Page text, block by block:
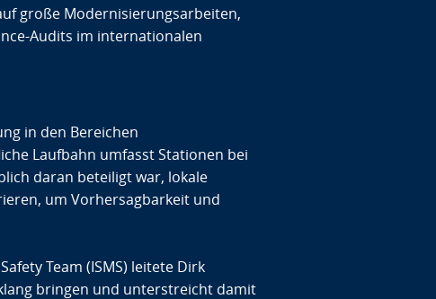
große Modernisierungsarbeiten,
Audits im internationalen
in den Bereichen
Laufbahn umfasst Stationen bei
daran beteiligt war, lokale
um Vorhersagbarkeit und
Team (ISMS) leitete Dirk
bringen und unterstreicht damit